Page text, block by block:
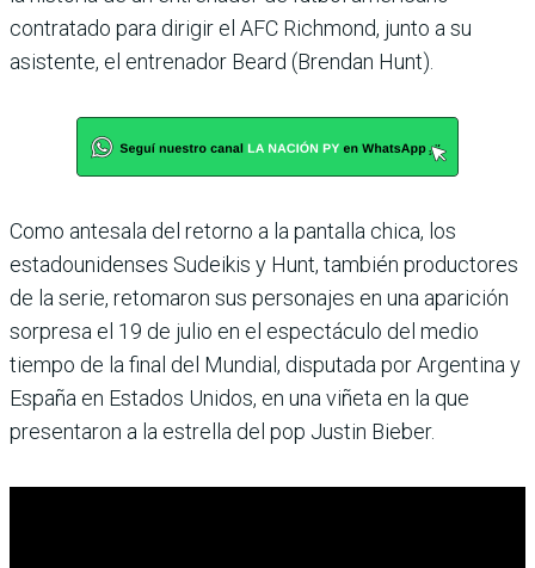
contratado para dirigir el AFC Richmond, junto a su
asistente, el entrenador Beard (Brendan Hunt).
Como antesala del retorno a la pantalla chica, los
estadounidenses Sudeikis y Hunt, también productores
de la serie, retomaron sus personajes en una aparición
sorpresa el 19 de julio en el espectáculo del medio
tiempo de la final del Mundial, disputada por Argentina y
España en Estados Unidos, en una viñeta en la que
presentaron a la estrella del pop Justin Bieber.